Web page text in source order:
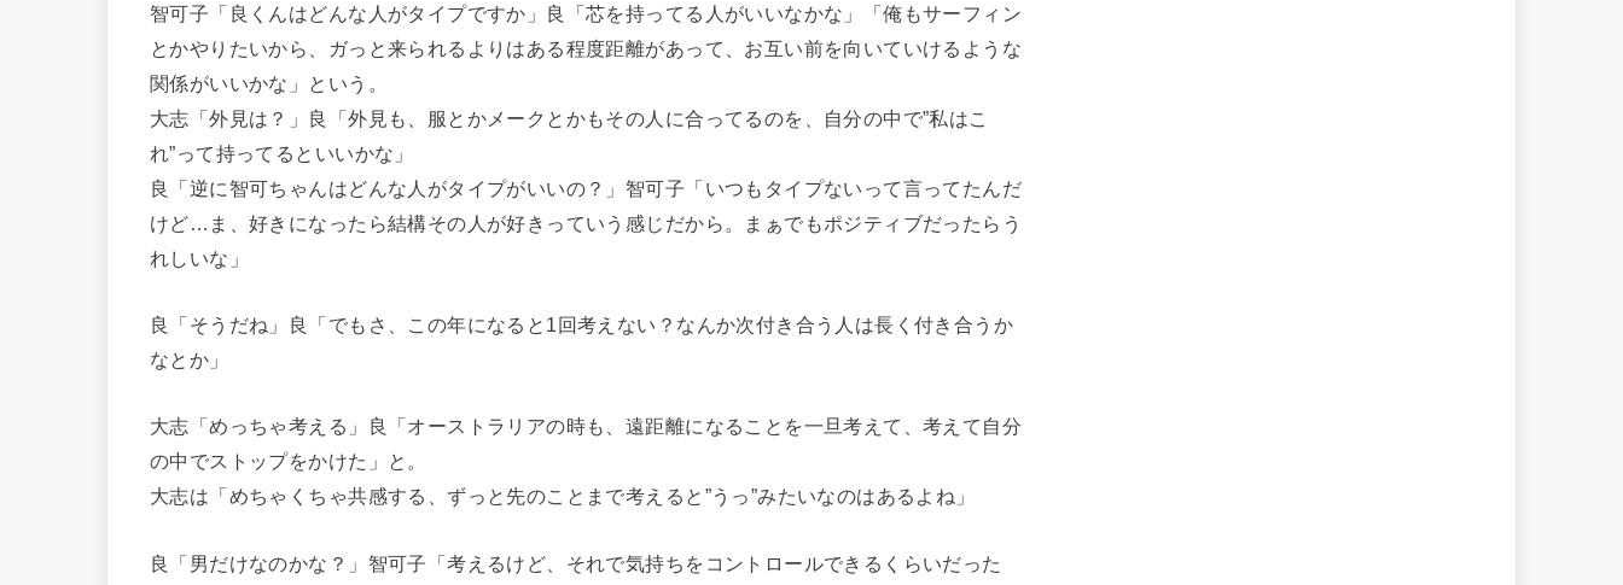
智可子「良くんはどんな人がタイプですか」良「芯を持ってる人がいいなかな」「俺もサーフィン
とかやりたいから、ガっと来られるよりはある程度距離があって、お互い前を向いていけるような
関係がいいかな」という。
大志「外見は？」良「外見も、服とかメークとかもその人に合ってるのを、自分の中で”私はこ
れ”って持ってるといいかな」
良「逆に智可ちゃんはどんな人がタイプがいいの？」智可子「いつもタイプないって言ってたんだ
けど…ま、好きになったら結構その人が好きっていう感じだから。まぁでもポジティブだったらう
れしいな」
良「そうだね」良「でもさ、この年になると1回考えない？なんか次付き合う人は長く付き合うか
なとか」
大志「めっちゃ考える」良「オーストラリアの時も、遠距離になることを一旦考えて、考えて自分
の中でストップをかけた」と。
大志は「めちゃくちゃ共感する、ずっと先のことまで考えると”うっ”みたいなのはあるよね」
良「男だけなのかな？」智可子「考えるけど、それで気持ちをコントロールできるくらいだった